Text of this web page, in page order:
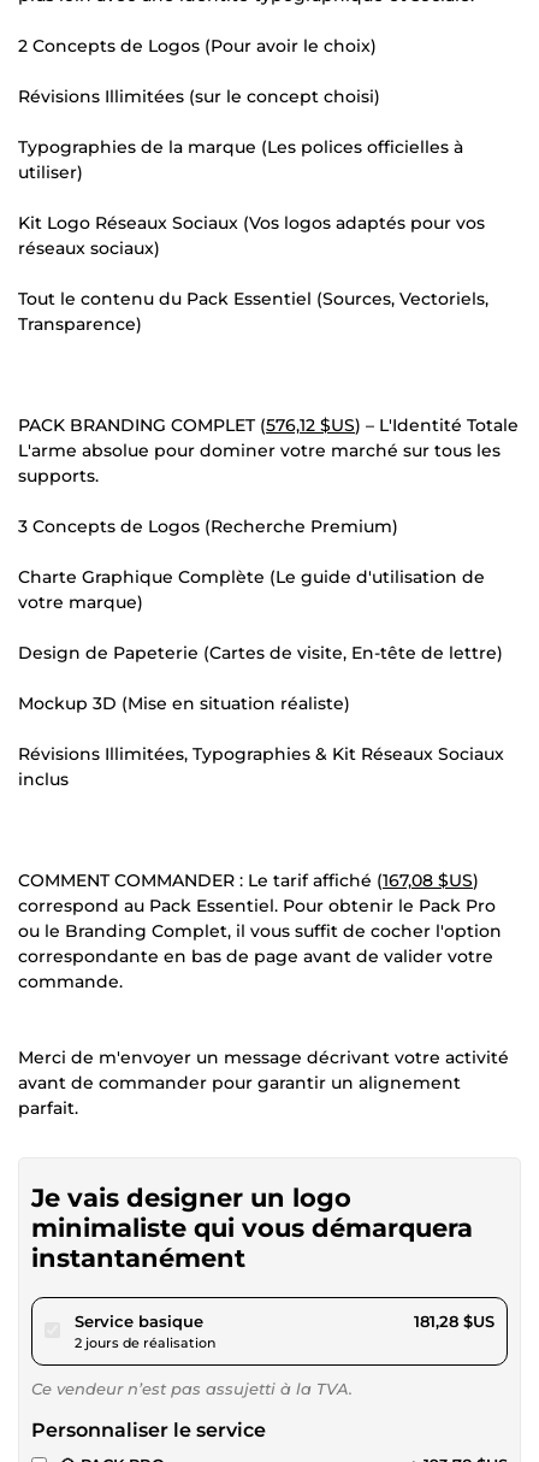
2 Concepts de Logos (Pour avoir le choix)
Révisions Illimitées (sur le concept choisi)
Typographies de la marque (Les polices officielles à
utiliser)
Kit Logo Réseaux Sociaux (Vos logos adaptés pour vos
réseaux sociaux)
Tout le contenu du Pack Essentiel (Sources, Vectoriels,
Transparence)
PACK BRANDING COMPLET (576,12 $US) – L'Identité Totale
L'arme absolue pour dominer votre marché sur tous les
supports.
3 Concepts de Logos (Recherche Premium)
Charte Graphique Complète (Le guide d'utilisation de
votre marque)
Design de Papeterie (Cartes de visite, En-tête de lettre)
Mockup 3D (Mise en situation réaliste)
Révisions Illimitées, Typographies & Kit Réseaux Sociaux
inclus
COMMENT COMMANDER : Le tarif affiché (167,08 $US)
correspond au Pack Essentiel. Pour obtenir le Pack Pro
ou le Branding Complet, il vous suffit de cocher l'option
correspondante en bas de page avant de valider votre
commande.
Merci de m'envoyer un message décrivant votre activité
avant de commander pour garantir un alignement
parfait.
Je vais designer un logo
minimaliste qui vous démarquera
instantanément
Service basiquepour 167,08 $US
2 jours de réalisation
181,28 $US
Ce vendeur n’est pas assujetti à la TVA.
Personnaliser le service